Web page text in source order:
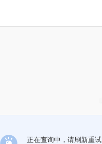
正在查询中，请刷新重试